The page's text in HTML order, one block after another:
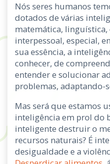
Nós seres humanos
dotados de várias
matemática,
interpessoal, especial,
sua essência, a
conhecer, de
entender e solucionar
problemas, adaptando-
Mas será que estamos
inteligência em prol do
inteligente destruir o
recursos naturais? É
desigualdade e a